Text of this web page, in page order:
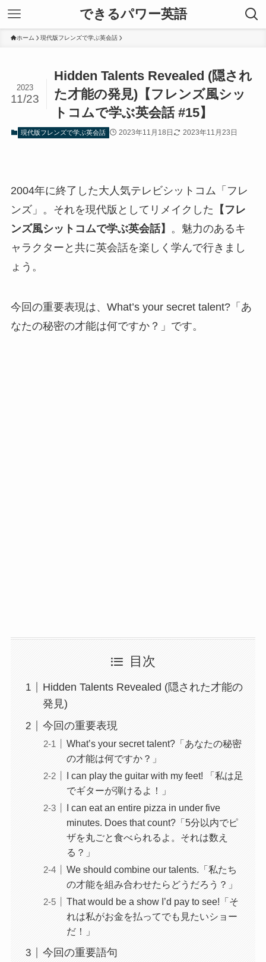
できるパワー英語
ホーム 現代版フレンズで学ぶ英会話
Hidden Talents Revealed (隠され
た才能の発見)【フレンズ風シッ
トコムで学ぶ英会話 #15】
2023
11/23
現代版フレンズで学ぶ英会話 2023年11月18日 2023年11月23日
2004年に終了した大人気テレビシットコム「フレ
ンズ」。それを現代版としてリメイクした 【フレ
ンズ風シットコムで学ぶ英会話】
。魅力のあるキ
ャラクターと共に英会話を楽しく学んで行きまし
ょう。
今回の重要表現は、What’s your secret talent?「あ
なたの秘密の才能は何ですか？」です。
目次
Hidden Talents Revealed (隠された才能の
発見)
今回の重要表現
What’s your secret talent?「あなたの秘密
の才能は何ですか？」
I can play the guitar with my feet! 「私は足
でギターが弾けるよ！」
I can eat an entire pizza in under five
minutes. Does that count?「5分以内でピ
ザを丸ごと食べられるよ。それは数え
る？」
We should combine our talents.「私たち
の才能を組み合わせたらどうだろう？」
That would be a show I’d pay to see!「そ
れは私がお金を払ってでも見たいショー
だ！」
今回の重要語句